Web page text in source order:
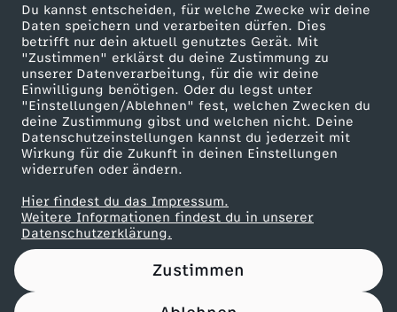
Du kannst entscheiden, für welche Zwecke wir deine
Daten speichern und verarbeiten dürfen. Dies
betrifft nur dein aktuell genutztes Gerät. Mit
"Zustimmen" erklärst du deine Zustimmung zu
unserer Datenverarbeitung, für die wir deine
Einwilligung benötigen. Oder du legst unter
"Einstellungen/Ablehnen" fest, welchen Zwecken du
deine Zustimmung gibst und welchen nicht. Deine
Datenschutzeinstellungen kannst du jederzeit mit
Wirkung für die Zukunft in deinen Einstellungen
widerrufen oder ändern.
Hier findest du das Impressum.
Weitere Informationen findest du in unserer
Datenschutzerklärung.
Zustimmen
e
s
t
i
o
n
ZDF goes Schule
Werbefernsehen
Mainzelmännchen
Partner